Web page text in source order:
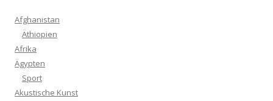
Afghanistan
Äthiopien
Afrika
Ägypten
Sport
Akustische Kunst